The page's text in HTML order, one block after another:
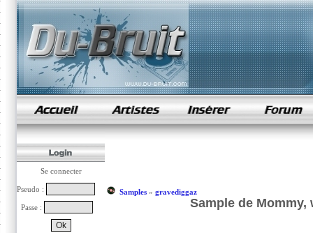
samples de rap
Se connecter
Pseudo :
Passe :
Samples» gravediggaz
Sample de